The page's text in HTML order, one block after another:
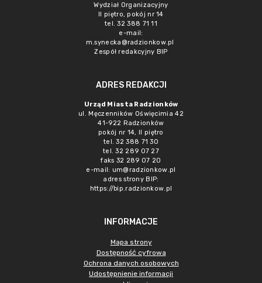
Wydział Organizacyjny
II piętro, pokój nr 14
tel. 32 388 71 11
e-mail:
m.synecka@radzionkow.pl
Zespół redakcyjny BIP
ADRES REDAKCJI
Urząd Miasta Radzionków
ul. Męczenników Oświęcimia 42
41-922 Radzionków
pokój nr 14, II piętro
tel. 32 388 71 30
tel. 32 289 07 27
faks 32 289 07 20
e-mail: um@radzionkow.pl
adres strony BIP:
https://bip.radzionkow.pl
INFORMACJE
Mapa strony
Dostępność cyfrowa
Ochrona danych osobowych
Udostępnienie informacji